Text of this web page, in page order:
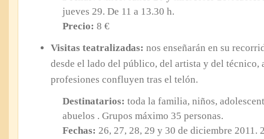
jueves 29. De 11 a 13.30 h.
Precio: 8 €
Visitas teatralizadas: nos enseñarán en su
desde el lado del público, del artista y del técnico,
profesiones confluyen tras el telón.
Destinatarios: toda la familia, niños,
abuelos . Grupos máximo 35 personas.
Fechas: 26, 27, 28, 29 y 30 de diciembre 2011.